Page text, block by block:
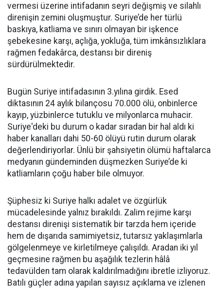
vermesi üzerine intifadanın seyri değişmiş ve silahlı
direnişin zemini oluşmuştur. Suriye’de her türlü
baskıya, katliama ve sınırı olmayan bir işkence
şebekesine karşı, açlığa, yokluğa, tüm imkânsızlıklara
rağmen fedakârca, destansı bir direniş
sürdürülmektedir.
Bugün Suriye intifadasının 3.yılına girdik. Esed
diktasının 24 aylık bilançosu 70.000 ölü, onbinlerce
kayıp, yüzbinlerce tutuklu ve milyonlarca muhacir.
Suriye'deki bu durum o kadar sıradan bir hal aldı ki
haber kanalları dahi 50-60 ölüyü rutin durum olarak
değerlendiriyorlar. Ünlü bir şahsiyetin ölümü haftalarca
medyanın gündeminden düşmezken Suriye’de ki
katliamların çoğu haber bile olmuyor.
Şüphesiz ki Suriye halkı adalet ve özgürlük
mücadelesinde yalnız bırakıldı. Zalim rejime karşı
destansı direnişi sistematik bir tarzda hem içeride
hem de dışarıda samimiyetsiz, tutarsız yaklaşımlarla
gölgelenmeye ve kirletilmeye çalışıldı. Aradan iki yıl
geçmesine rağmen bu aşağılık tezlerin hâlâ
tedavülden tam olarak kaldırılmadığını ibretle izliyoruz.
Batılı güçler adına yapılan sayısız açıklama ve izlenen